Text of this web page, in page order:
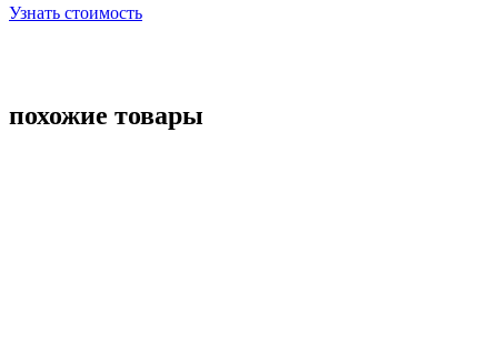
Узнать стоимость
похожие товары